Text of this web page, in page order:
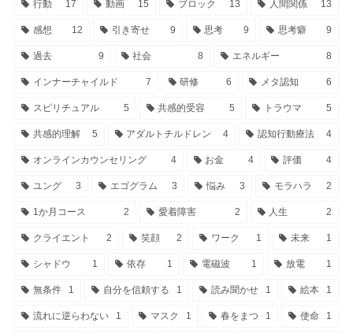
行動 17 動画 15 ブロック 13 人間関係 13
感想 12 引き寄せ 9 思考 9 思考癖 9
過去 9 社会 8 エネルギー 8
インナーチャイルド 7 研修 6 メタ認知 6
スピリチュアル 5 共感的受容 5 トラウマ 5
共感的理解 5 アダルトチルドレン 4 認知行動療法 4
オンラインカウンセリング 4 お金 4 評価 4
ユング 3 エゴグラム 3 悩み 3 モラハラ 2
1か月コース 2 愛着障害 2 人生 2
クライエント 2 笑顔 2 ワーク 1 未来 1
シャドウ 1 依存 1 電磁波 1 放電 1
無条件 1 自分を信頼する 1 読み聞かせ 1 絵本 1
流れに逆らわない 1 マスク 1 春をまつ 1 使命 1